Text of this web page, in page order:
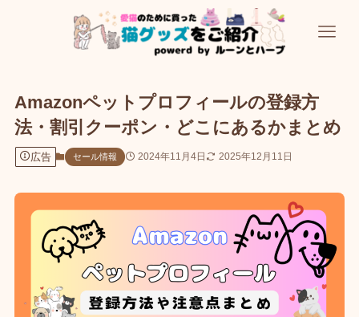
Amazonペットプロフィールの登録方
法・割引クーポン・どこにあるかまとめ
広告 セール情報 2024年11月4日 2025年12月11日